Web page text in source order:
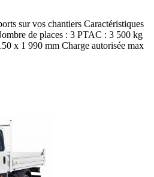
sur vos chantiers Caractéristiques
de places : 3 PTAC : 3 500 kg
x 1 990 mm Charge autorisée max